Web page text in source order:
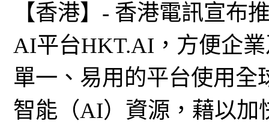
【香港】- 香港電訊宣布
AI平台HKT.AI，方便企
單一、易用的平台使用全
智能（AI）資源，藉以